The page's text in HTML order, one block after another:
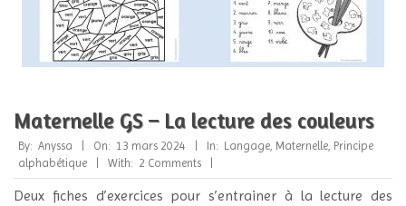
Maternelle GS – La lecture des couleurs
2024-
03-
13
By: Anyssa On: 13 mars 2024 In: Langage, Maternelle, Principe
alphabétique
With: 2 Comments
Deux fiches d’exercices pour s’entrainer à la lecture des